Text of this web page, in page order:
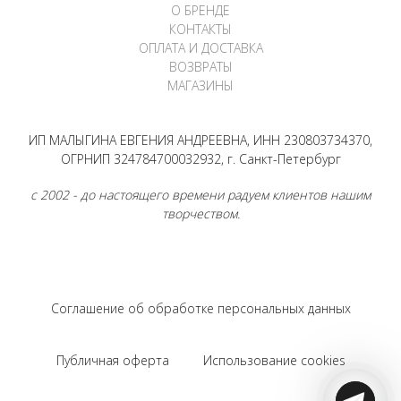
О БРЕНДЕ
КОНТАКТЫ
ОПЛАТА И ДОСТАВКА
ВОЗВРАТЫ
МАГАЗИНЫ
ИП МАЛЫГИНА ЕВГЕНИЯ АНДРЕЕВНА, ИНН 230803734370,
ОГРНИП 324784700032932, г. Санкт-Петербург
с 2002 - до настоящего времени радуем клиентов нашим
творчеством.
Соглашение об обработке персональных данных
Публичная оферта Использование cookies